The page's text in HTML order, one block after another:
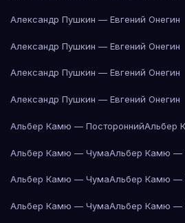
Александр Пушкин — Евгений Онегин
Александр Пушкин — Евгений Онегин
Александр Пушкин — Евгений Онегин
Александр Пушкин — Евгений Онегин
Альбер Камю — ПостороннийАльбер
Альбер Камю — ЧумаАльбер Камю —
Альбер Камю — ЧумаАльбер Камю —
Альбер Камю — ЧумаАльбер Камю —